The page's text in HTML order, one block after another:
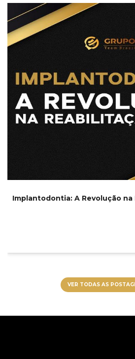
Implantodontia: A Revolução na
VER TODAS AS